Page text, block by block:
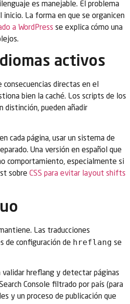
es manejable. El problema
La forma en que se organicen
a WordPress se explica cómo una
activos
directas en el
bien la caché. Los scripts de los
distinción, pueden añadir
cada página, usar un sistema de
Una versión en español que
comportamiento, especialmente si
sobre CSS para evitar layout shifts
Las traducciones
de configuración de hreflang se
validar hreflang y detectar páginas
Console filtrado por país (para
y un proceso de publicación que